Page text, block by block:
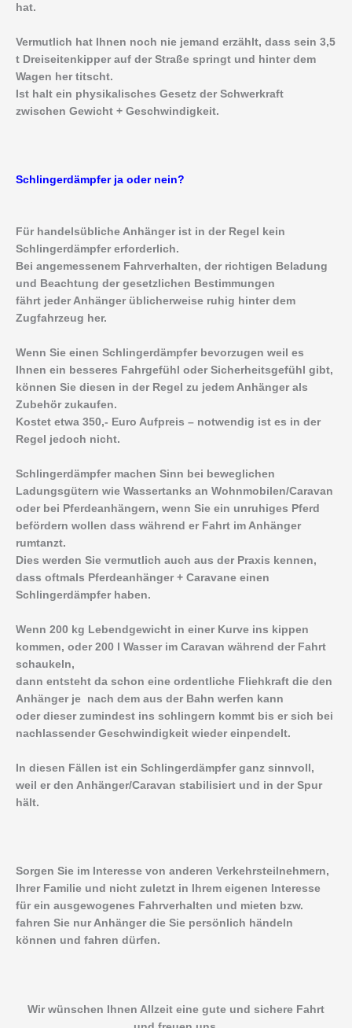
hat.
Vermutlich hat Ihnen noch nie jemand erzählt, dass sein 3,5
t Dreiseitenkipper auf der Straße springt und hinter dem
Wagen her titscht.
Ist halt ein physikalisches Gesetz der Schwerkraft
zwischen Gewicht + Geschwindigkeit.
Schlingerdämpfer ja oder nein?
Für handelsübliche Anhänger ist in der Regel kein
Schlingerdämpfer erforderlich.
Bei angemessenem Fahrverhalten, der richtigen Beladung
und Beachtung der gesetzlichen Bestimmungen
fährt jeder Anhänger üblicherweise ruhig hinter dem
Zugfahrzeug her.
Wenn Sie einen Schlingerdämpfer bevorzugen weil es
Ihnen ein besseres Fahrgefühl oder Sicherheitsgefühl gibt,
können Sie diesen in der Regel zu jedem Anhänger als
Zubehör zukaufen.
Kostet etwa 350,- Euro Aufpreis – notwendig ist es in der
Regel jedoch nicht.
Schlingerdämpfer machen Sinn bei beweglichen
Ladungsgütern wie Wassertanks an Wohnmobilen/Caravan
oder bei Pferdeanhängern, wenn Sie ein unruhiges Pferd
befördern wollen dass während er Fahrt im Anhänger
rumtanzt.
Dies werden Sie vermutlich auch aus der Praxis kennen,
dass oftmals Pferdeanhänger + Caravane einen
Schlingerdämpfer haben.
Wenn 200 kg Lebendgewicht in einer Kurve ins kippen
kommen, oder 200 l Wasser im Caravan während der Fahrt
schaukeln,
dann entsteht da schon eine ordentliche Fliehkraft die den
Anhänger je nach dem aus der Bahn werfen kann
oder dieser zumindest ins schlingern kommt bis er sich bei
nachlassender Geschwindigkeit wieder einpendelt.
In diesen Fällen ist ein Schlingerdämpfer ganz sinnvoll,
weil er den Anhänger/Caravan stabilisiert und in der Spur
hält.
Sorgen Sie im Interesse von anderen Verkehrsteilnehmern,
Ihrer Familie und nicht zuletzt in Ihrem eigenen Interesse
für ein ausgewogenes Fahrverhalten und mieten bzw.
fahren Sie nur Anhänger die Sie persönlich händeln
können und fahren dürfen.
Wir wünschen Ihnen Allzeit eine gute und sichere Fahrt